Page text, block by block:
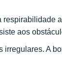
respirabilidade
aos
irregulares. A